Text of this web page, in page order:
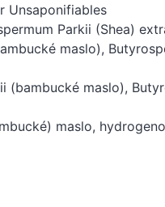
Unsaponifiables
Parkii (Shea)
maslo),
maslo),
maslo,